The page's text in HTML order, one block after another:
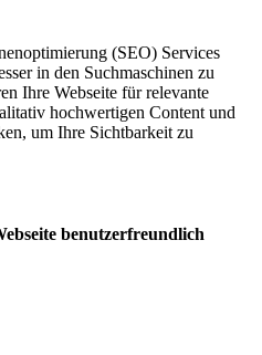
(SEO) Services
in den Suchmaschinen zu
Ihre Webseite für relevante
hochwertigen Content und
um Ihre Sichtbarkeit zu
benutzerfreundlich